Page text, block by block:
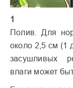
1
Полив. Для
около 2,5 см (1
засушливых
влаги может